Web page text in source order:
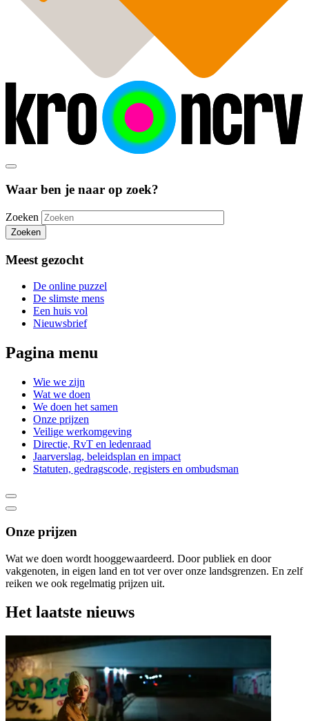
Waar ben je naar op zoek?
Zoeken
Zoeken
Meest gezocht
De online puzzel
De slimste mens
Een huis vol
Nieuwsbrief
Pagina menu
Wie we zijn
Wat we doen
We doen het samen
Onze prijzen
Veilige werkomgeving
Directie, RvT en ledenraad
Jaarverslag, beleidsplan en impact
Statuten, gedragscode, registers en ombudsman
Onze prijzen
Wat we doen wordt hooggewaardeerd. Door publiek en door
vakgenoten, in eigen land en tot ver over onze landsgrenzen. En zelf
reiken we ook regelmatig prijzen uit.
Het laatste nieuws